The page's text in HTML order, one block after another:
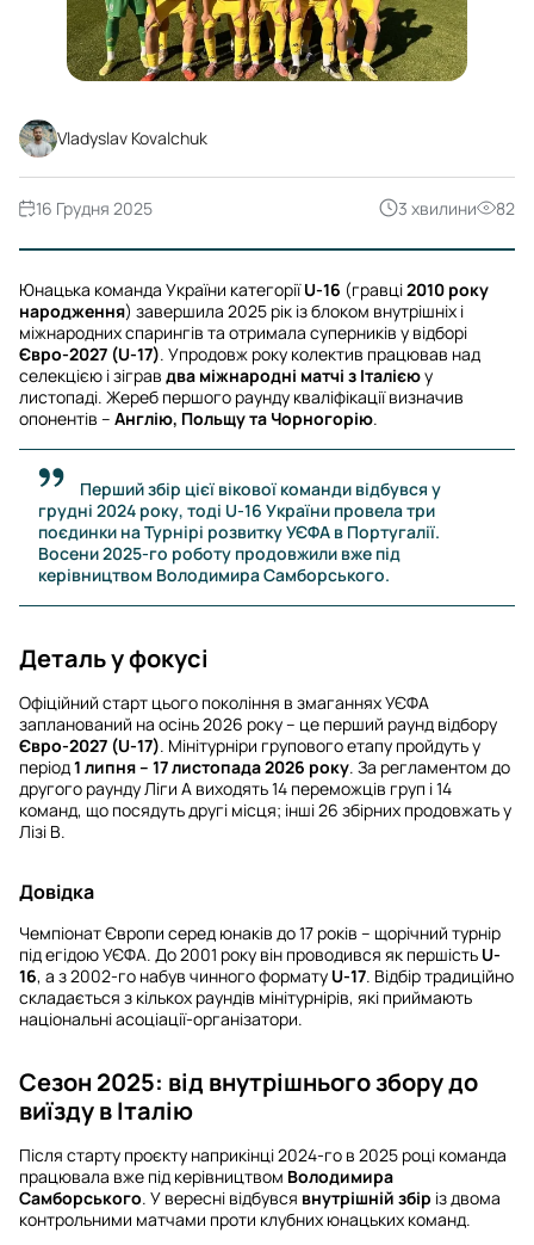
Vladyslav Kovalchuk
3 хвилини 82
16 Грудня 2025
Юнацька команда України категоріїU-16 (гравці2010 року
народження) завершила 2025 рік із блоком внутрішніх і
міжнародних спарингів та отримала суперників у відборі
Євро-2027 (U-17). Упродовж року колектив працював над
селекцією і зіграв два міжнародні матчі з Італієюу
листопаді. Жереб першого раунду кваліфікації визначив
опонентів – Англію, Польщу та Чорногорію.
Перший збір цієї вікової команди відбувся у
грудні 2024 року, тоді U-16 України провела три
поєдинки на Турнірі розвитку УЄФА в Португалії.
Восени 2025-го роботу продовжили вже під
керівництвом Володимира Самборського.
Деталь у фокусі
Офіційний старт цього покоління в змаганнях УЄФА
запланований на осінь 2026 року – це перший раунд відбору
Євро-2027 (U-17). Мінітурніри групового етапу пройдуть у
період1 липня – 17 листопада 2026 року. За регламентом до
другого раунду Ліги А виходять 14 переможців груп і 14
команд, що посядуть другі місця; інші 26 збірних продовжать у
Лізі B.
Довідка
Чемпіонат Європи серед юнаків до 17 років – щорічний турнір
під егідою УЄФА. До 2001 року він проводився як першість U-
16, а з 2002-го набув чинного формату U-17. Відбір традиційно
складається з кількох раундів мінітурнірів, які приймають
національні асоціації-організатори.
Сезон 2025: від внутрішнього збору до
виїзду в Італію
Після старту проєкту наприкінці 2024-го в 2025 році команда
працювала вже під керівництвом Володимира
Самборського. У вересні відбувся внутрішній збір із двома
контрольними матчами проти клубних юнацьких команд.